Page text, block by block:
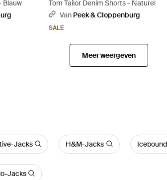
Blauw
Tom Tailor Denim Shorts - Naturel
Van Peek & Cloppenburg
SALE
Meer weergeven
Jacks H&M-Jacks
Jacks